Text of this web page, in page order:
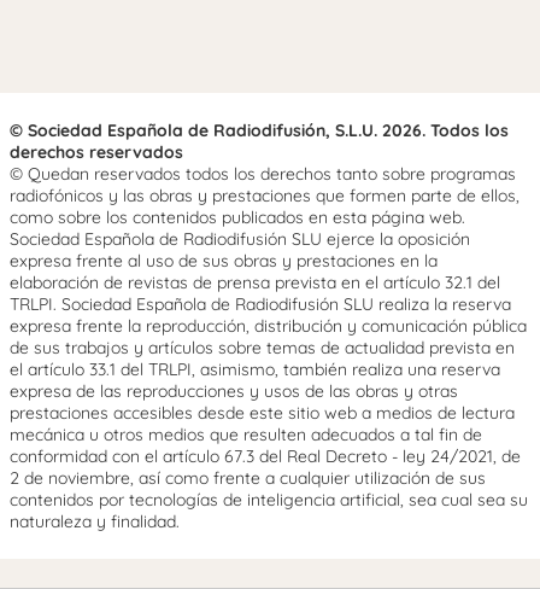
© Sociedad Española de Radiodifusión, S.L.U. 2026. Todos los
derechos reservados
© Quedan reservados todos los derechos tanto sobre programas
radiofónicos y las obras y prestaciones que formen parte de ellos,
como sobre los contenidos publicados en esta página web.
Sociedad Española de Radiodifusión SLU ejerce la oposición
expresa frente al uso de sus obras y prestaciones en la
elaboración de revistas de prensa prevista en el artículo 32.1 del
TRLPI. Sociedad Española de Radiodifusión SLU realiza la reserva
expresa frente la reproducción, distribución y comunicación pública
de sus trabajos y artículos sobre temas de actualidad prevista en
el artículo 33.1 del TRLPI, asimismo, también realiza una reserva
expresa de las reproducciones y usos de las obras y otras
prestaciones accesibles desde este sitio web a medios de lectura
mecánica u otros medios que resulten adecuados a tal fin de
conformidad con el artículo 67.3 del Real Decreto - ley 24/2021, de
2 de noviembre, así como frente a cualquier utilización de sus
contenidos por tecnologías de inteligencia artificial, sea cual sea su
naturaleza y finalidad.